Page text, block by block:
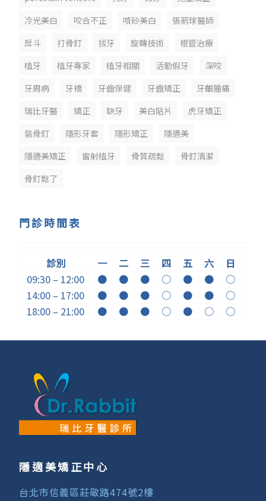
冷光美白
咬合不正 噴砂美白
張箭球醫師
戽斗
打骨釘 拔牙 旋轉技術
根管治療
植牙
植牙專家 植牙相關 活動假牙
深咬
牙周病
牙橋 牙齒保健 牙齒矯正
牙齦腫痛
瑞比牙醫
矯正 缺牙 美白貼片
虎牙矯正
裝骨釘
隱形牙套 隱形矯正
隱適美
隱適美矯正
雷射植牙 骨質疏鬆
骨釘清潔
骨釘鬆了
門診時間表
診別 一 二 三 四 五 六
日
09:30 – 12:00
● ● ● ○ ● ●
○
14:00 – 17:00
● ● ● ○ ● ●
○
18:00 – 21:00
● ● ● ○ ● ○ ○
隱適美矯正中心
台北市信義區莊敬路474號2樓